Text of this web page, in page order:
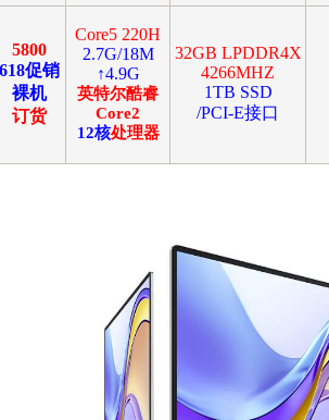
5800
618促销
裸机
订货
Core5 220H
2.7G/18M
↑4.9G
英特尔酷睿
Core2
12核处理器
32GB LPDDR4X
4266MHZ
1TB SSD
/PCI-E接口